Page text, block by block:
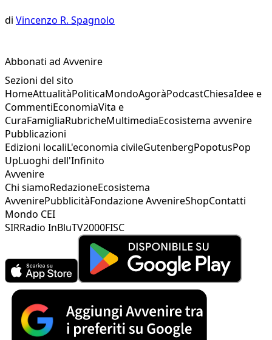
di Vincenzo R. Spagnolo
Abbonati ad Avvenire
Sezioni del sito
HomeAttualitàPoliticaMondoAgoràPodcastChiesaIdee e
CommentiEconomiaVita e
CuraFamigliaRubricheMultimediaEcosistema avvenire
Pubblicazioni
Edizioni localiL'economia civileGutenbergPopotusPop
UpLuoghi dell'Infinito
Avvenire
Chi siamoRedazioneEcosistema
AvvenirePubblicitàFondazione AvvenireShopContatti
Mondo CEI
SIRRadio InBluTV2000FISC